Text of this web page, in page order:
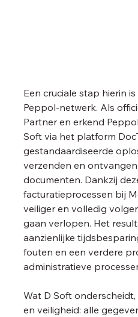
Een cruciale stap hierin
Peppol-netwerk. Als
Partner en erkend
Soft via het platform
gestandaardiseerde
verzenden en
documenten. Dankzij
facturatieprocessen bij
veiliger en volledig
gaan verlopen. Het
aanzienlijke
fouten en een verdere
administratieve
Wat D Soft
en veiligheid: alle